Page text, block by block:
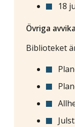
18
Övriga
Biblioteket